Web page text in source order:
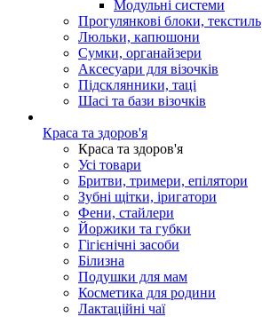
Модульні системи
Прогулянкові блоки, текстиль
Люльки, капюшони
Сумки, органайзери
Аксесуари для візочків
Підсклянники, таці
Шасі та бази візочків
Краса та здоров'я
Краса та здоров'я
Усі товари
Бритви, тримери, епілятори
Зубні щітки, іригатори
Фени, стайлери
Йоржики та губки
Гігієнічні засоби
Білизна
Подушки для мам
Косметика для родини
Лактаційні чаї